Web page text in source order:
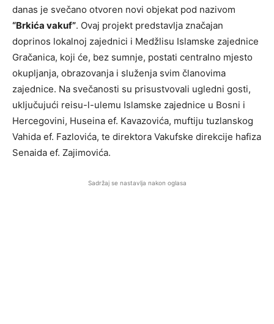
danas je svečano otvoren novi objekat pod nazivom
“Brkića vakuf”. Ovaj projekt predstavlja značajan
doprinos lokalnoj zajednici i Medžlisu Islamske zajednice
Gračanica, koji će, bez sumnje, postati centralno mjesto
okupljanja, obrazovanja i služenja svim članovima
zajednice. Na svečanosti su prisustvovali ugledni gosti,
uključujući reisu-l-ulemu Islamske zajednice u Bosni i
Hercegovini, Huseina ef. Kavazovića, muftiju tuzlanskog
Vahida ef. Fazlovića, te direktora Vakufske direkcije hafiza
Senaida ef. Zajimovića.
Sadržaj se nastavlja nakon oglasa